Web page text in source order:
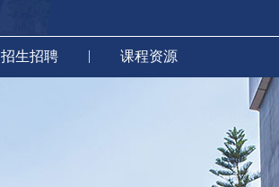
招生招聘 | 课程资源